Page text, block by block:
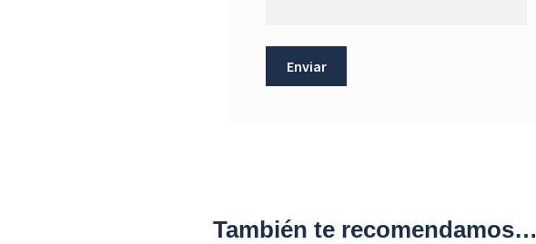
También te recomendamos…